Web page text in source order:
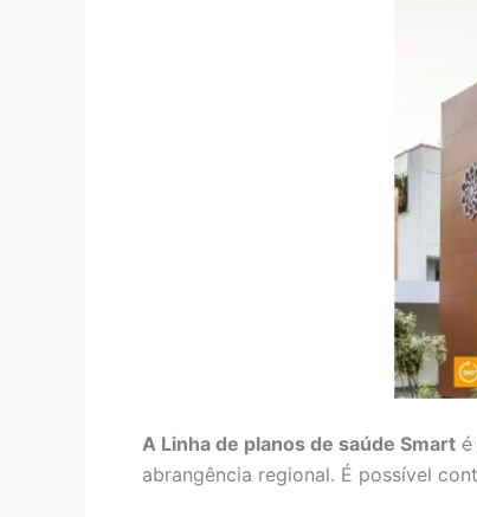
A Linha de planos de saúde Smart
abrangência regional. É possível